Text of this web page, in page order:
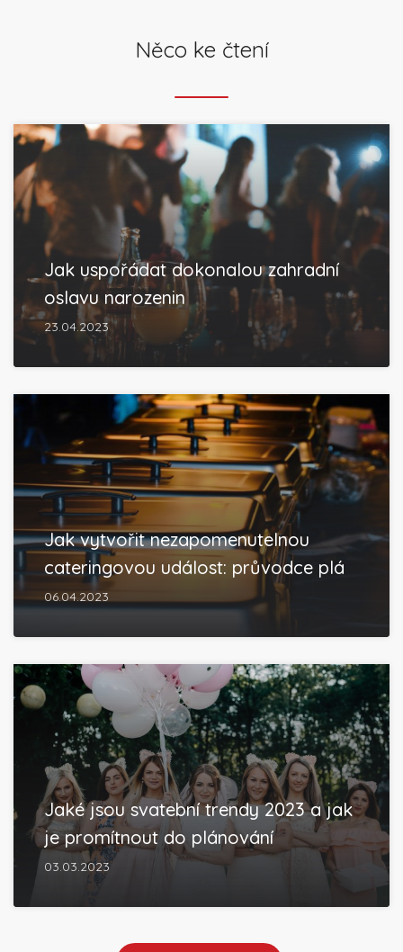
Něco ke čtení
Jak uspořádat dokonalou zahradní
oslavu narozenin
23.04.2023
Jak vytvořit nezapomenutelnou
cateringovou událost: průvodce plá
06.04.2023
Jaké jsou svatební trendy 2023 a jak
je promítnout do plánování
03.03.2023